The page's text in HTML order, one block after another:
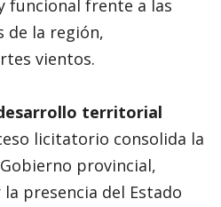
funcional frente a las
de la región,
vientos.
territorial
licitatorio consolida la
provincial,
presencia del Estado